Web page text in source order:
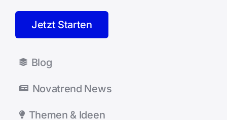
Jetzt Starten
Blog
Novatrend News
Themen & Ideen